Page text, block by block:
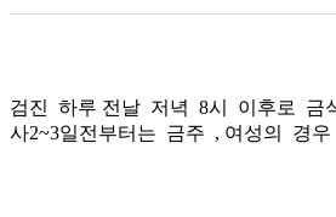
검진 하루 전날 저녁 8시 이후로 금
사2~3일전부터는 금주 , 여성의 경